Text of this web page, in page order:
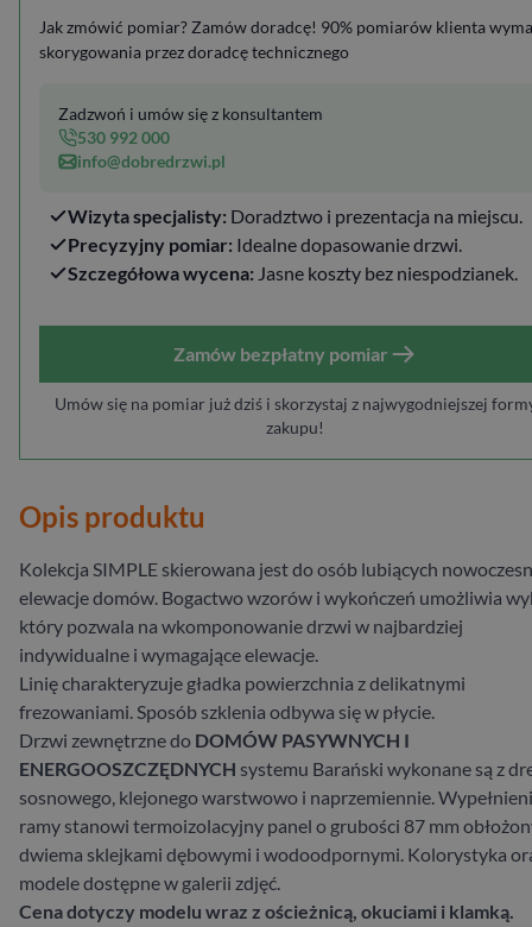
Jak zmówić pomiar? Zamów doradcę! 90% pomiarów klienta
skorygowania przez doradcę technicznego
Wizyta specjalisty: Doradztwo i prezentacja na miejscu.
Precyzyjny pomiar: Idealne dopasowanie drzwi.
Szczegółowa wycena: Jasne koszty bez niespodzianek.
Zadzwoń i umów się z konsultantem
530 992 000
info@dobredrzwi.pl
Zamów bezpłatny pomiar
Umów się na pomiar już dziś i skorzystaj z najwygodniejszej
zakupu!
Opis produktu
Kolekcja SIMPLE skierowana jest do osób lubiących
elewacje domów. Bogactwo wzorów i wykończeń umożliwia
który pozwala na wkomponowanie drzwi w najbardziej
indywidualne i wymagające elewacje.
Linię charakteryzuje gładka powierzchnia z delikatnymi
frezowaniami. Sposób szklenia odbywa się w płycie.
Drzwi zewnętrzne do DOMÓW PASYWNYCH I
ENERGOOSZCZĘDNYCH systemu Barański wykonane są z
sosnowego, klejonego warstwowo i naprzemiennie.
ramy stanowi termoizolacyjny panel o grubości 87 mm
dwiema sklejkami dębowymi i wodoodpornymi. Kolorystyka
modele dostępne w galerii zdjęć.
Cena dotyczy modelu wraz z ościeżnicą, okuciami i klamką.